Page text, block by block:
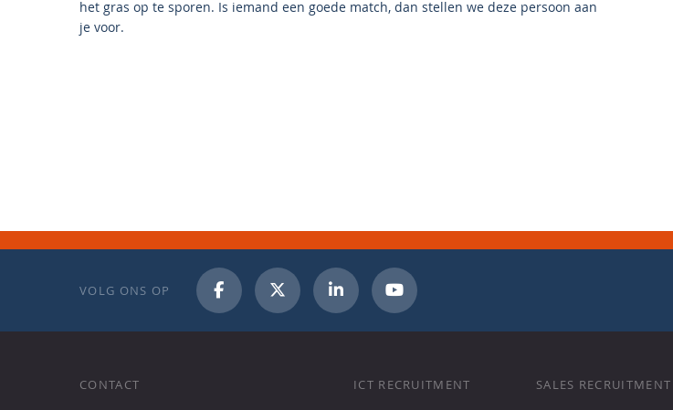
het gras op te sporen. Is iemand een goede match, dan stellen we deze persoon aan
je voor.
VOLG ONS OP
CONTACT ICT RECRUITMENT SALES RECRUITMENT